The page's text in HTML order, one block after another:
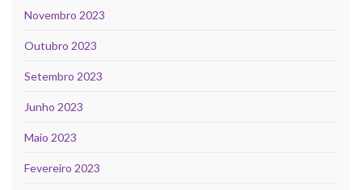
Novembro 2023
Outubro 2023
Setembro 2023
Junho 2023
Maio 2023
Fevereiro 2023